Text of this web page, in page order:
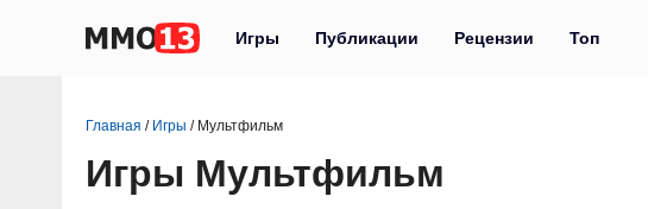
Игры Публикации Рецензии Топ
Главная / Игры / Мультфильм
Игры Мультфильм